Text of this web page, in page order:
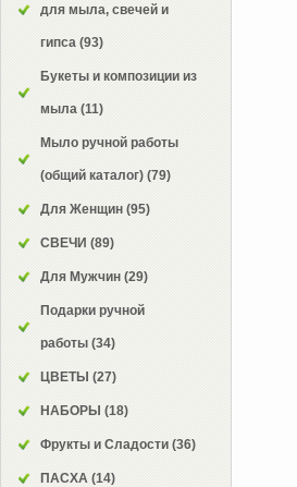
для мыла, свечей и
гипса (93)
Букеты и композиции из
мыла (11)
Мыло ручной работы
(общий каталог) (79)
Для Женщин (95)
СВЕЧИ (89)
Для Мужчин (29)
Подарки ручной
работы (34)
ЦВЕТЫ (27)
НАБОРЫ (18)
Фрукты и Сладости (36)
ПАСХА (14)